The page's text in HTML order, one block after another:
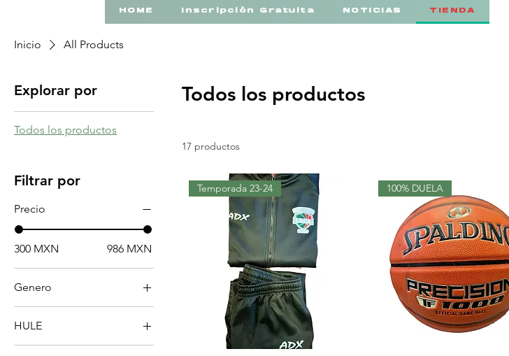
HOME Inscripción Gratuita NOTICIAS TIENDA
Inicio All Products
Explorar por
Todos los productos
Filtrar por
Precio
300 MXN 986 MXN
Genero
Mujer
HULE
Todos los productos
17 productos
Temporada 23-24 100% DUELA